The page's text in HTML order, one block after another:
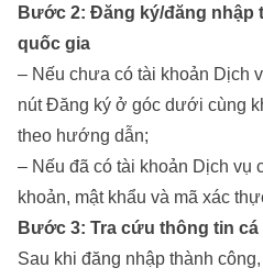
Bước 2: Đăng ký/đăng nhập
quốc gia
– Nếu chưa có tài khoản Dịch
nút Đăng ký ở góc dưới cùng
theo hướng dẫn;
– Nếu đã có tài khoản Dịch vụ
khoản, mật khẩu và mã xác
Bước 3: Tra cứu thông tin cá
Sau khi đăng nhập thành